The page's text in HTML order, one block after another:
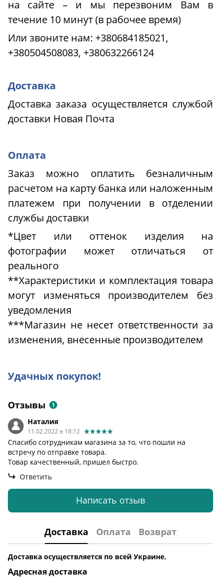
на сайте – и мы перезвоним Вам в
течение 10 минут (в рабочее время)
Или звоните нам: +380684185021,
+380504508083, +380632266124
Доставка
Доставка заказа осуществляется службой
доставки Новая Почта
Оплата
Заказ можно оплатить безналичным
расчетом на карту банка или наложенным
платежем при получении в отделении
службы доставки
*Цвет или оттенок изделия на
фотографии может отличаться от
реального
**Характеристики и комплектация товара
могут изменяться производителем без
уведомления
***Магазин не несет ответственности за
изменения, внесенные производителем
Удачных покупок!
Отзывы 1
Наталия
11.02.2022 в 18:12
Спасибо сотрудникам магазина за то, что пошли на
встречу по отправке товара.
Товар качественный, пришел быстро.
Ответить
Написать отзыв
Доставка Оплата Возврат
Доставка осуществляется по всей Украине.
Адресная доставка